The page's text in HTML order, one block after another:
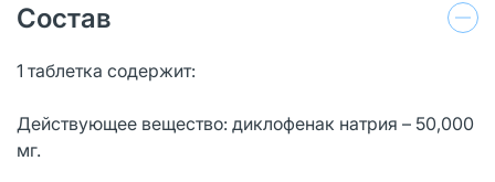
Состав
1 таблетка содержит:
Действующее вещество: диклофенак натрия – 50,000
мг.